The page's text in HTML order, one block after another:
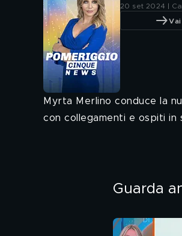
20 set 2024 |
Myrta Merlino conduce la
con collegamenti e ospiti in
Guarda